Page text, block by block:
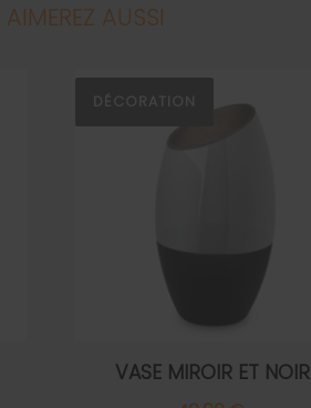
AUSSI
DÉCORATION
VASE MIROIR ET NOIR